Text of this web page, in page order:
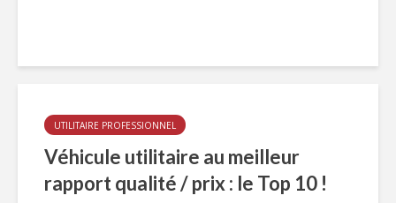
UTILITAIRE PROFESSIONNEL
Véhicule utilitaire au meilleur
rapport qualité / prix : le Top 10 !